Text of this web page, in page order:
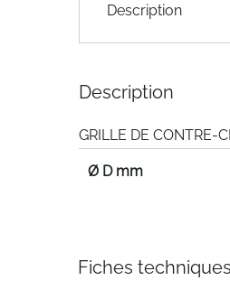
the
images
Description
Description
GRILLE DE CONTRE-
Ø D mm
Fiches techniques